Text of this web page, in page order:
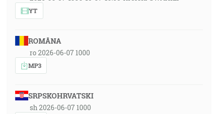
YT
ROMÂNA
ro 2026-06-07 1000
MP3
SRPSKOHRVATSKI
sh 2026-06-07 1000